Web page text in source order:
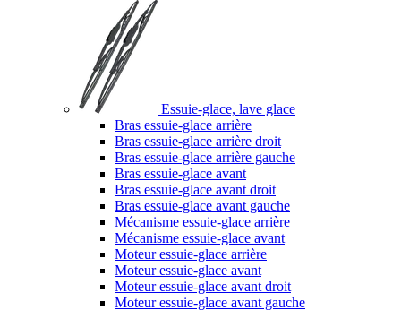
Essuie-glace, lave glace
Bras essuie-glace arrière
Bras essuie-glace arrière droit
Bras essuie-glace arrière gauche
Bras essuie-glace avant
Bras essuie-glace avant droit
Bras essuie-glace avant gauche
Mécanisme essuie-glace arrière
Mécanisme essuie-glace avant
Moteur essuie-glace arrière
Moteur essuie-glace avant
Moteur essuie-glace avant droit
Moteur essuie-glace avant gauche